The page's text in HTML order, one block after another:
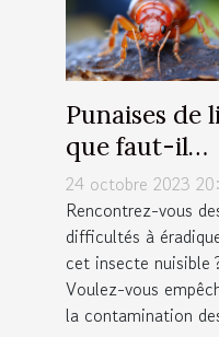
Punaises de
que faut-il
savoir sur la
lutte
24 octobre 2023
Rencontrez-vous
difficultés à
cet insecte nuisible
Voulez-vous
la contamination